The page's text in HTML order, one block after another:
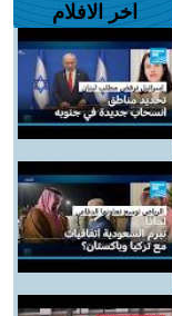
اخر الافلام